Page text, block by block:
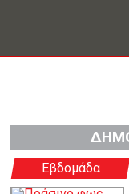
Εβδομάδα